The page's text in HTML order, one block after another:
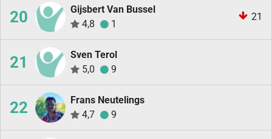
20
Gijsbert Van Bussel
4,8
1
21
21
Sven Terol
5,0
9
22
Frans Neutelings
4,7
9